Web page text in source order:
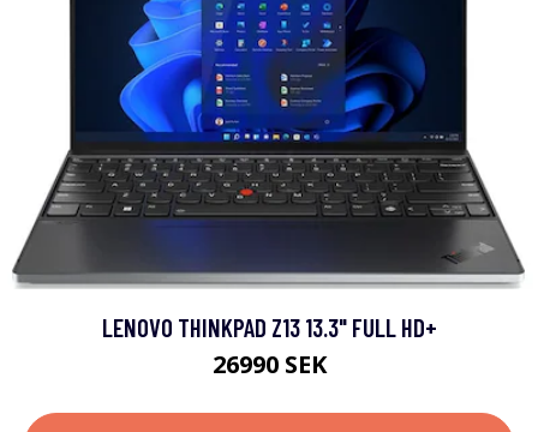
LENOVO THINKPAD Z13 13.3" FULL HD+
26990 SEK